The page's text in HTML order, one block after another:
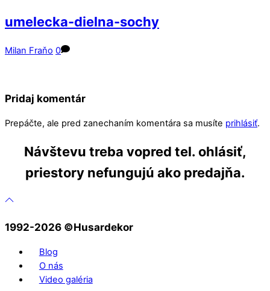
umelecka-dielna-sochy
Milan Fraňo 0
Pridaj komentár
Prepáčte, ale pred zanechaním komentára sa musíte prihlásiť.
Návštevu treba vopred tel. ohlásiť,
priestory nefungujú ako predajňa.
1992-2026 ©️Husardekor
Blog
O nás
Video galéria